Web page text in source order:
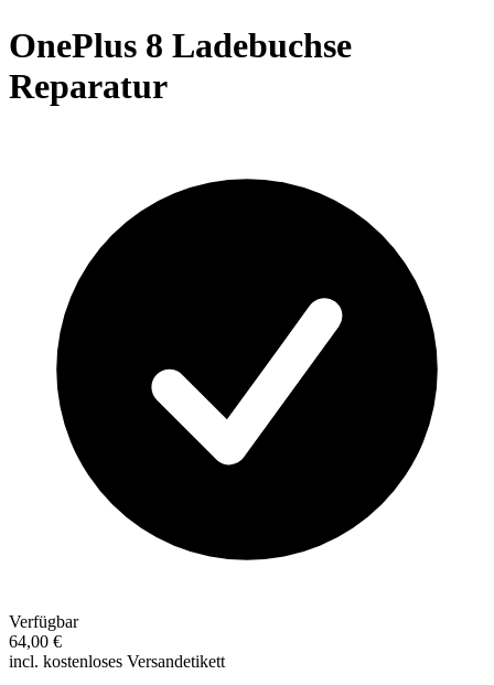
OnePlus 8 Ladebuchse
Reparatur
Verfügbar
64,00 €
incl. kostenloses Versandetikett